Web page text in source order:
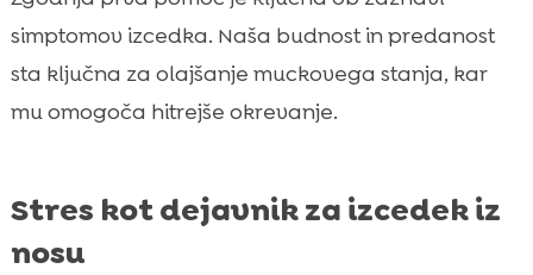
simptomov izcedka. Naša budnost in predanost
sta ključna za olajšanje muckovega stanja, kar
mu omogoča hitrejše okrevanje.
Stres kot dejavnik za izcedek iz
nosu